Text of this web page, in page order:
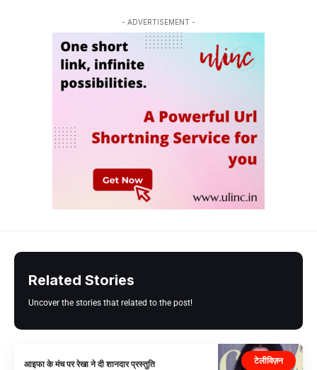
- ADVERTISEMENT -
Related Stories
Uncover the stories that related to the post!
टेलीविज़न
आइफा के मंच पर रेखा ने दी शानदार प्रस्तुति